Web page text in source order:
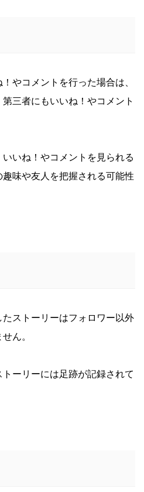
やコメントを行った場合は、
三者にもいいね！やコメント
いね！やコメントを見られる
味や友人を把握される可能性
ストーリーはフォロワー以外
ん。
ーリーには足跡が記録されて